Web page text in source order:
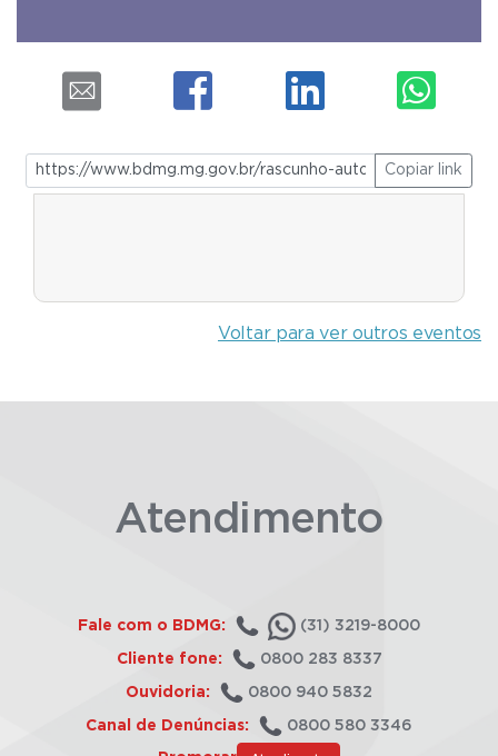
Copiar link
Voltar para ver outros eventos
Atendimento
Fale com o BDMG: (31) 3219-8000
Cliente fone: 0800 283 8337
Ouvidoria: 0800 940 5832
Canal de Denúncias: 0800 580 3346